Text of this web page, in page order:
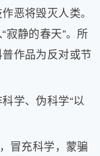
恶将毁灭人类。
寂静的春天”。所
作品为反对或节
学、伪科学“以
冒充科学，蒙骗